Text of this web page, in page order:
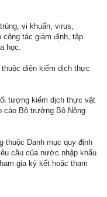
vi khuẩn, virus,
công tác giám định, tập
học.
diện kiểm dịch thực
tượng kiểm dịch thực vật
cáo Bộ trưởng Bộ Nông
thuộc Danh mục quy định
cầu của nước nhập khẩu
gia ký kết hoặc tham